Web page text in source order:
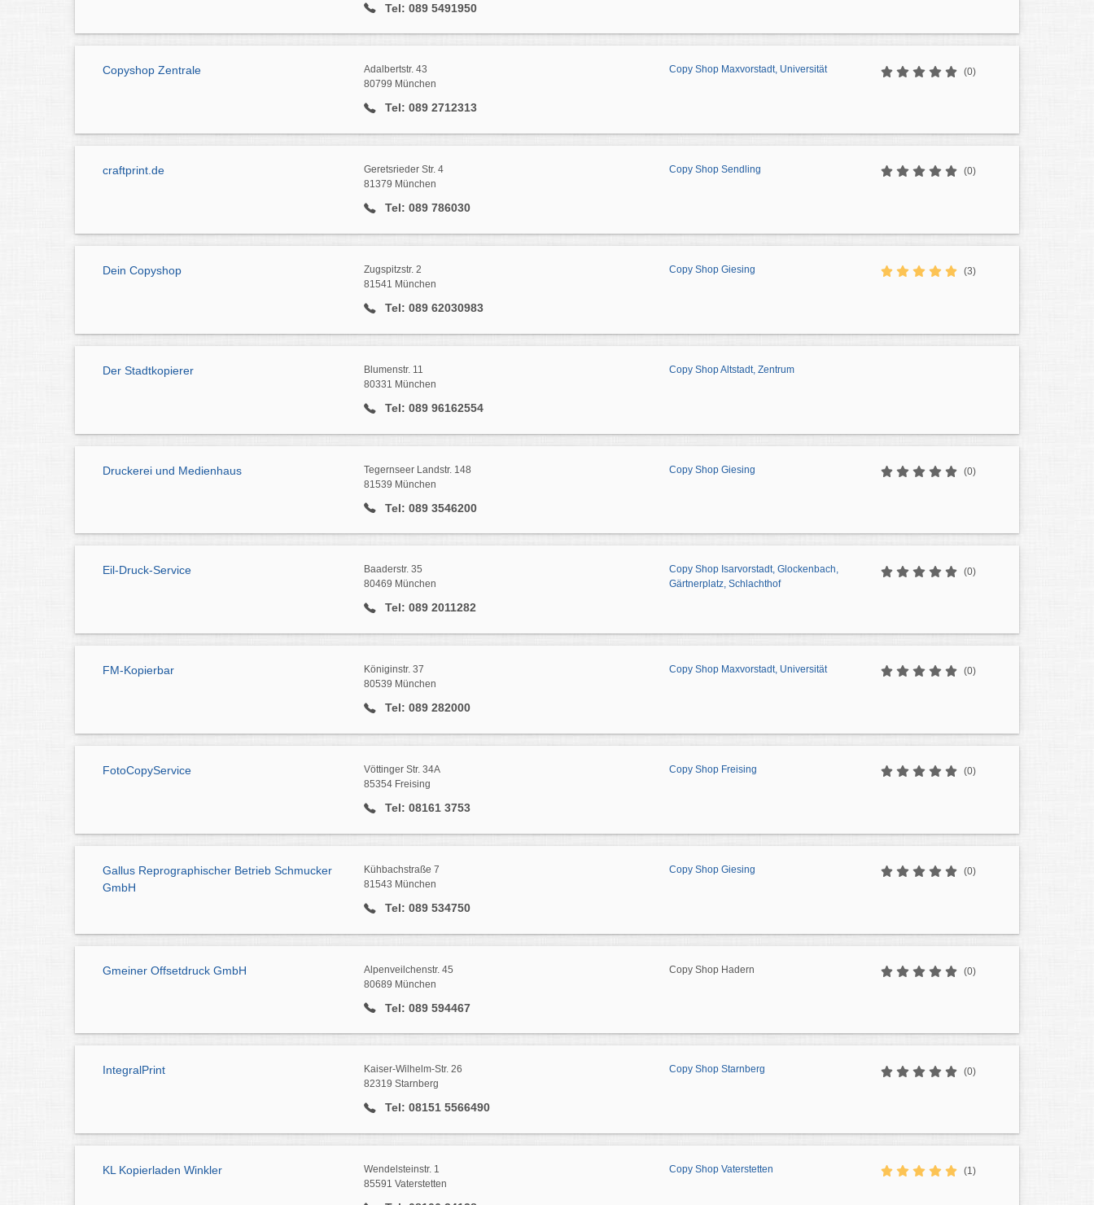
Tel: 089 5491950
Copyshop Zentrale
Adalbertstr. 43
80799 München
Tel: 089 2712313
Copy Shop Maxvorstadt, Universität (0)
craftprint.de
Geretsrieder Str. 4
81379 München
Tel: 089 786030
Copy Shop Sendling (0)
Dein Copyshop
Zugspitzstr. 2
81541 München
Tel: 089 62030983
Copy Shop Giesing (3)
Der Stadtkopierer
Blumenstr. 11
80331 München
Tel: 089 96162554
Copy Shop Altstadt, Zentrum
Druckerei und Medienhaus
Tegernseer Landstr. 148
81539 München
Tel: 089 3546200
Copy Shop Giesing (0)
Eil-Druck-Service
Baaderstr. 35
80469 München
Tel: 089 2011282
Copy Shop Isarvorstadt, Glockenbach,
Gärtnerplatz, Schlachthof
(0)
FM-Kopierbar
Königinstr. 37
80539 München
Tel: 089 282000
Copy Shop Maxvorstadt, Universität (0)
FotoCopyService
Vöttinger Str. 34A
85354 Freising
Tel: 08161 3753
Copy Shop Freising (0)
Gallus Reprographischer Betrieb Schmucker
GmbH
Kühbachstraße 7
81543 München
Tel: 089 534750
Copy Shop Giesing (0)
Gmeiner Offsetdruck GmbH
Alpenveilchenstr. 45
80689 München
Tel: 089 594467
Copy Shop Hadern (0)
IntegralPrint
Kaiser-Wilhelm-Str. 26
82319 Starnberg
Tel: 08151 5566490
Copy Shop Starnberg (0)
KL Kopierladen Winkler
Wendelsteinstr. 1
85591 Vaterstetten
Copy Shop Vaterstetten (1)